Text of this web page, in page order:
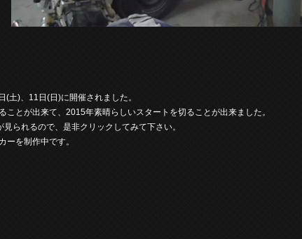
土)、11日(日)に開催されました。
とが出来て、2015年素晴らしいスタートを切ることが出来ました。
られるので、是非クリックしてみて下さい。
ーを制作中です。